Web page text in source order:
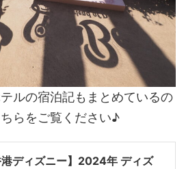
ルの宿泊記もまとめているの
らをご覧ください♪
港ディズニー】2024年 ディズ